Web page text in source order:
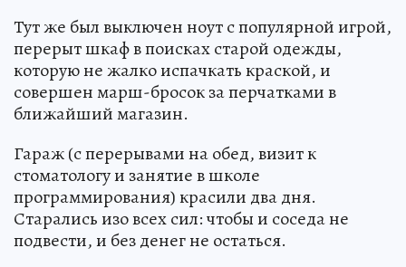
Тут же был выключен ноут с популярной игрой,
перерыт шкаф в поисках старой одежды,
которую не жалко испачкать краской, и
совершен марш-бросок за перчатками в
ближайший магазин.
Гараж (с перерывами на обед, визит к
стоматологу и занятие в школе
программирования) красили два дня.
Старались изо всех сил: чтобы и соседа не
подвести, и без денег не остаться.